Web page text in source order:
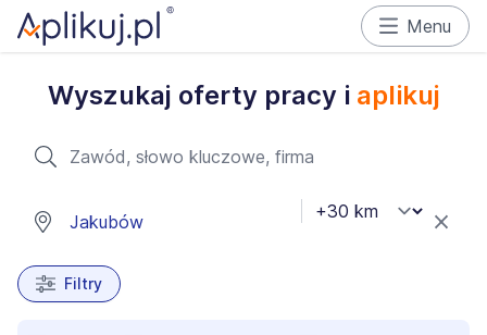
Menu
Wyszukaj oferty pracy i aplikuj
Filtry